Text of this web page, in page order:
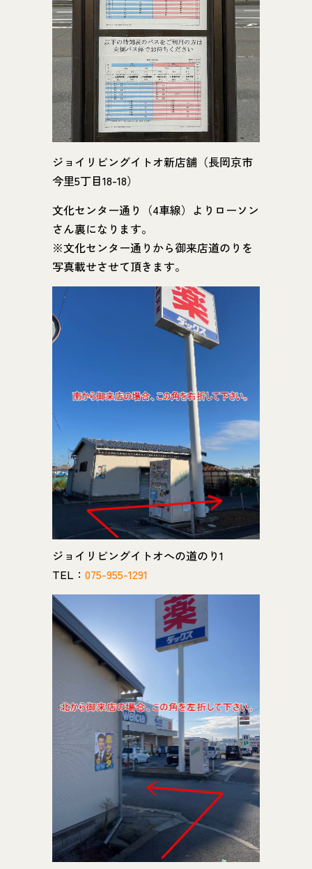
ジョイリビングイトオ新店舗（長岡京市
今里5丁目18-18）
文化センター通り（4車線）よりローソン
さん裏になります。
※文化センター通りから御来店道のりを
写真載せさせて頂きます。
ジョイリビングイトオへの道のり1
TEL： 075-955-1291